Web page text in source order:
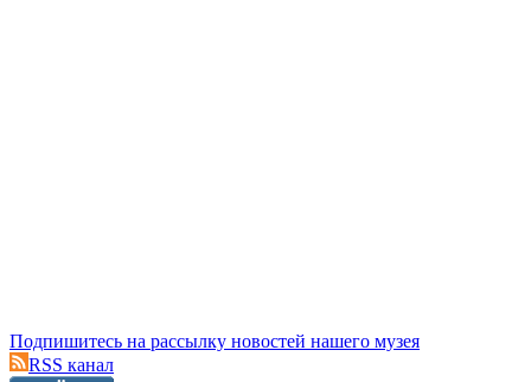
Подпишитесь на рассылку новостей нашего музея
RSS канал